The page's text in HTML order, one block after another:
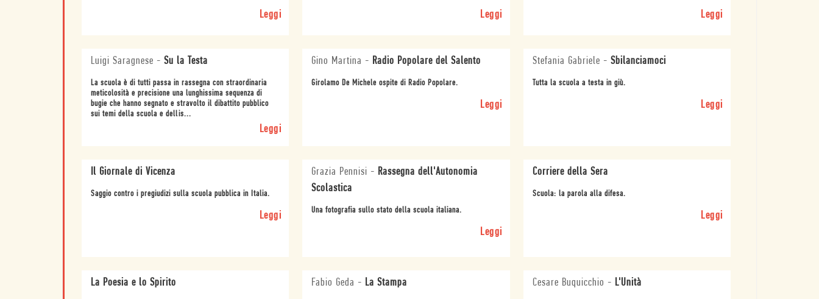
Leggi Leggi Leggi
Luigi Saragnese - Su la Testa
La scuola è di tutti passa in rassegna con straordinaria
meticolosità e precisione una lunghissima sequenza di
bugie che hanno segnato e stravolto il dibattito pubblico
sui temi della scuola e dellis...
Leggi
Gino Martina - Radio Popolare del Salento
Girolamo De Michele ospite di Radio Popolare.
Leggi
Stefania Gabriele - Sbilanciamoci
Tutta la scuola a testa in giù.
Leggi
Il Giornale di Vicenza
Saggio contro i pregiudizi sulla scuola pubblica in Italia.
Leggi
Grazia Pennisi - Rassegna dell'Autonomia
Scolastica
Una fotografia sullo stato della scuola italiana.
Leggi
Corriere della Sera
Scuola: la parola alla difesa.
Leggi
La Poesia e lo Spirito Fabio Geda - La Stampa Cesare Buquicchio - L'Unità